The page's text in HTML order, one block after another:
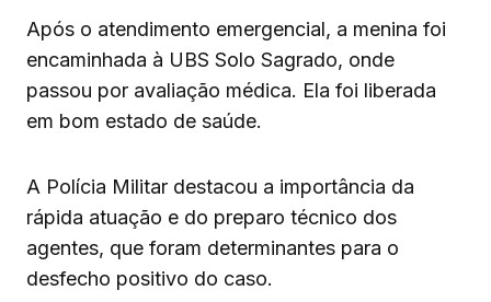
Após o atendimento emergencial, a menina foi
encaminhada à UBS Solo Sagrado, onde
passou por avaliação médica. Ela foi liberada
em bom estado de saúde.
A Polícia Militar destacou a importância da
rápida atuação e do preparo técnico dos
agentes, que foram determinantes para o
desfecho positivo do caso.